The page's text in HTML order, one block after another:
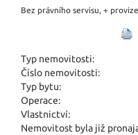
Bez právního servisu, +
Typ nemovitosti:
Číslo nemovitosti:
Typ bytu:
Operace:
Vlastnictví:
Nemovitost byla již